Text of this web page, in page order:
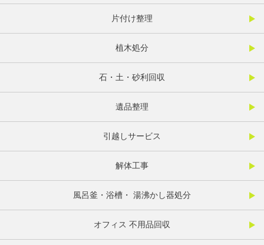
片付け整理
植木処分
石・土・砂利回収
遺品整理
引越しサービス
解体工事
風呂釜・浴槽・ 湯沸かし器処分
オフィス 不用品回収